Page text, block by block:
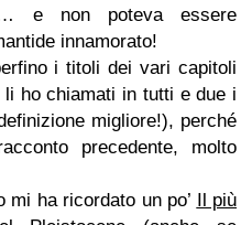
e non poteva essere
innamorato!
i titoli dei vari capitoli
ho chiamati in tutti e due i
migliore!), perché
precedente, molto
ha ricordato un po’ Il più